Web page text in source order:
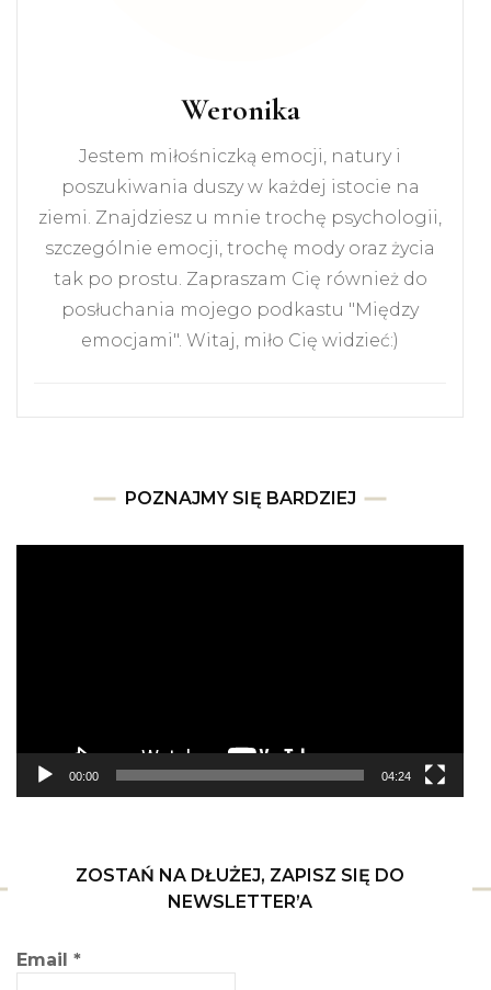
Weronika
Jestem miłośniczką emocji, natury i
poszukiwania duszy w każdej istocie na
ziemi. Znajdziesz u mnie trochę psychologii,
szczególnie emocji, trochę mody oraz życia
tak po prostu. Zapraszam Cię również do
posłuchania mojego podkastu "Między
emocjami". Witaj, miło Cię widzieć:)
POZNAJMY SIĘ BARDZIEJ
00:00 04:24
ZOSTAŃ NA DŁUŻEJ, ZAPISZ SIĘ DO
NEWSLETTER’A
Email *